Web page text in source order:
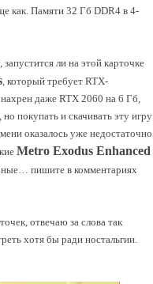
как. Памяти 32 Гб DDR4 в 4-
ли на этой карточке
, который требует RTX-
даже RTX 2060 на 6 Гб,
но покупать и скачивать эту игру
оказалось уже недостаточно
Metro Exodus Enhanced
пишите в комментариях
отвечаю за слова так
хотя бы ради ностальгии.